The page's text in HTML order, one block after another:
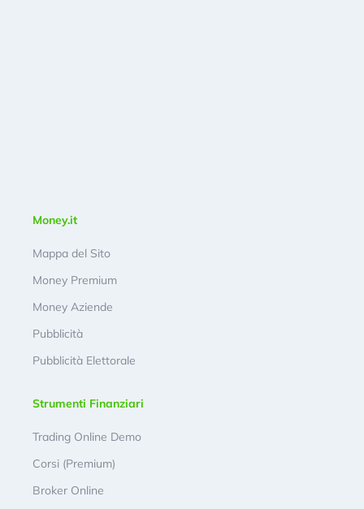
Money.it
Mappa del Sito
Money Premium
Money Aziende
Pubblicità
Pubblicità Elettorale
Strumenti Finanziari
Trading Online Demo
Corsi (Premium)
Broker Online